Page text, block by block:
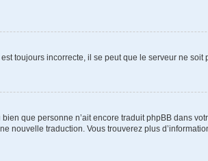
toujours incorrecte, il se peut que le serveur ne
que personne n’ait encore traduit phpBB dans
nouvelle traduction. Vous trouverez plus